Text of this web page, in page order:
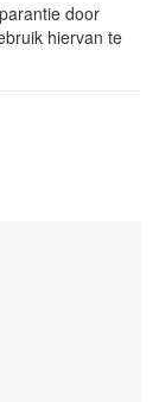
door
hiervan te